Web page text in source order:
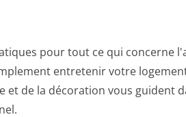
pour tout ce qui
entretenir votre
et de la décoration vous guident